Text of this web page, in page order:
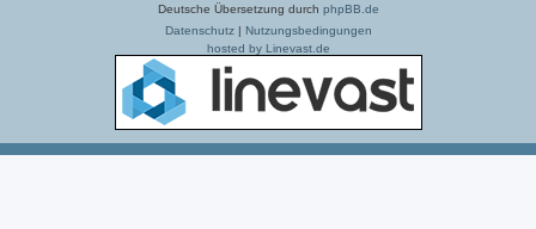
Deutsche Übersetzung durch phpBB.de
Datenschutz| Nutzungsbedingungen
hosted by Linevast.de